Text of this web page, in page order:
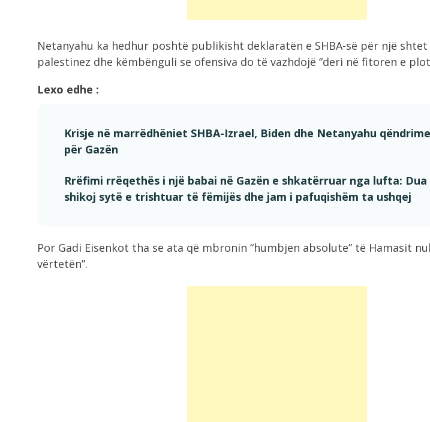
Netanyahu ka hedhur poshtë publikisht deklaratën e SHBA-së për një
palestinez dhe këmbënguli se ofensiva do të vazhdojë “deri në fitoren e
Lexo edhe :
Krisje në marrëdhëniet SHBA-Izrael, Biden dhe Netanyahu
për Gazën
Rrëfimi rrëqethës i një babai në Gazën e shkatërruar nga lufta:
shikoj sytë e trishtuar të fëmijës dhe jam i pafuqishëm ta ushqej
Por Gadi Eisenkot tha se ata që mbronin “humbjen absolute” të Hamasit
vërtetën”.
Zjarr në një banesë në Gjirokastër,
shkak...
8:17
shuma e
përfshijnë...